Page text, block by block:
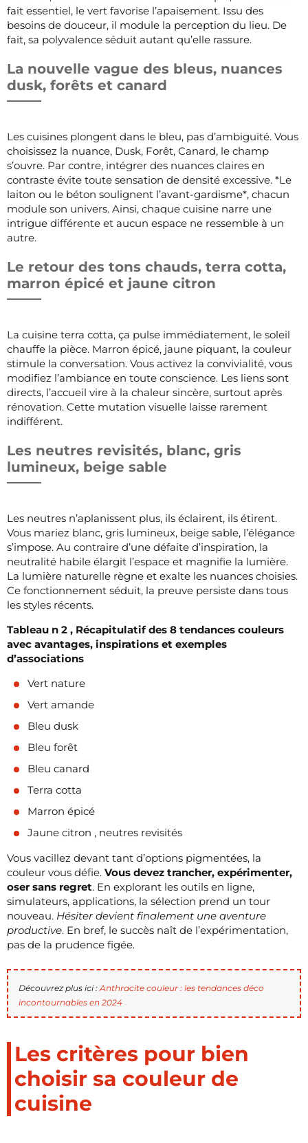
fait essentiel, le vert favorise l’apaisement. Issu des
besoins de douceur, il module la perception du lieu. De
fait, sa polyvalence séduit autant qu’elle rassure.
La nouvelle vague des bleus, nuances
dusk, forêts et canard
Les cuisines plongent dans le bleu, pas d’ambiguïté. Vous
choisissez la nuance, Dusk, Forêt, Canard, le champ
s’ouvre. Par contre, intégrer des nuances claires en
contraste évite toute sensation de densité excessive. *Le
laiton ou le béton soulignent l’avant-gardisme*, chacun
module son univers. Ainsi, chaque cuisine narre une
intrigue différente et aucun espace ne ressemble à un
autre.
Le retour des tons chauds, terra cotta,
marron épicé et jaune citron
La cuisine terra cotta, ça pulse immédiatement, le soleil
chauffe la pièce. Marron épicé, jaune piquant, la couleur
stimule la conversation. Vous activez la convivialité, vous
modifiez l’ambiance en toute conscience. Les liens sont
directs, l’accueil vire à la chaleur sincère, surtout après
rénovation. Cette mutation visuelle laisse rarement
indifférent.
Les neutres revisités, blanc, gris
lumineux, beige sable
Les neutres n’aplanissent plus, ils éclairent, ils étirent.
Vous mariez blanc, gris lumineux, beige sable, l’élégance
s’impose. Au contraire d’une défaite d’inspiration, la
neutralité habile élargit l’espace et magnifie la lumière.
La lumière naturelle règne et exalte les nuances choisies.
Ce fonctionnement séduit, la preuve persiste dans tous
les styles récents.
Tableau n 2 , Récapitulatif des 8 tendances couleurs
avec avantages, inspirations et exemples
d’associations
Vert nature
Vert amande
Bleu dusk
Bleu forêt
Bleu canard
Terra cotta
Marron épicé
Jaune citron , neutres revisités
Vous vacillez devant tant d’options pigmentées, la
couleur vous défie. Vous devez trancher, expérimenter,
oser sans regret. En explorant les outils en ligne,
simulateurs, applications, la sélection prend un tour
nouveau. Hésiter devient finalement une aventure
productive. En bref, le succès naît de l’expérimentation,
pas de la prudence figée.
Découvrez plus ici : Anthracite couleur : les tendances déco
incontournables en 2024
Les critères pour bien
choisir sa couleur de
cuisine